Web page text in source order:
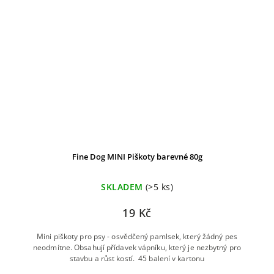
Fine Dog MINI Piškoty barevné 80g
SKLADEM (>5 ks)
19 Kč
Mini piškoty pro psy - osvědčený pamlsek, který žádný pes
neodmítne. Obsahují přídavek vápníku, který je nezbytný pro
stavbu a růst kostí. 45 balení v kartonu